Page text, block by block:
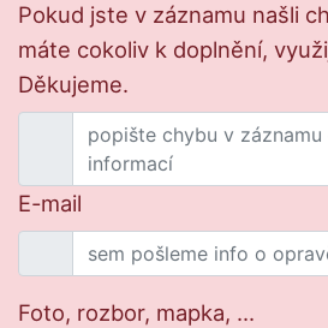
Pokud jste v záznamu našli
máte cokoliv k doplnění,
Děkujeme.
E-mail
Foto, rozbor, mapka, ...